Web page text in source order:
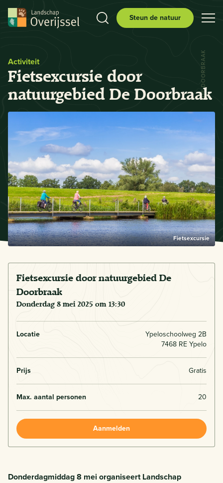
Steun de natuur
Activiteit
Fietsexcursie door
natuurgebied De Doorbraak
Fietsexcursie
DE DOORBRAAK
Fietsexcursie door natuurgebied De
Doorbraak
donderdag 8 mei 2025 om 13:30
Locatie
Ypeloschoolweg 2B
7468 RE Ypelo
Prijs Gratis
Max. aantal personen 20
Aanmelden
Donderdagmiddag 8 mei organiseert Landschap